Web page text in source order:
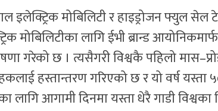
इलेक्ट्रिक मोबिलिटी र हाइड्रोजन फ्युल सेल
मोबिलिटीका लागि ईभी ब्रान्ड
गरेको छ । त्यसैगरी विश्वकै पहिलो
हस्तान्तरण गरिएको छ र यो वर्ष
लागि आगामी दिनमा यस्ता धेरै गाडी